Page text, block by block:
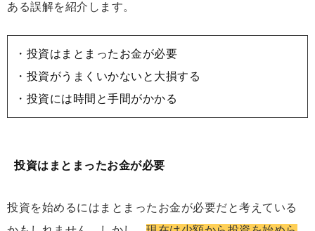
ある誤解を紹介します。
・投資はまとまったお金が必要
・投資がうまくいかないと大損する
・投資には時間と手間がかかる
投資はまとまったお金が必要
投資を始めるにはまとまったお金が必要だと考えている